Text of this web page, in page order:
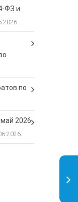
ФЗ и
по
2026: